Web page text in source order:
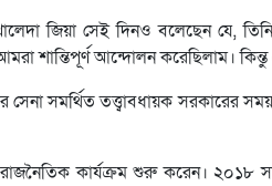
জিয়া সেই দিনও বলেছেন যে,
শান্তিপূর্ণ আন্দোলন করেছিলাম।
সেনা সমর্থিত তত্ত্বাবধায়ক সরকারের
কার্যক্রম শুরু করেন। ২০১৮